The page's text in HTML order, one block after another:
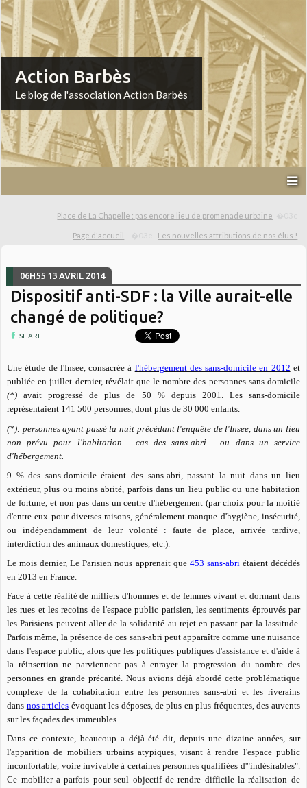
Action Barbès
Le blog de l'association Action Barbès
Place de La Chapelle : pas encore lieu de promenade urbaine
Page d'accueil Les nouvelles attributions de nos élus !
06H55 13 AVRIL 2014
Dispositif anti-SDF : la Ville aurait-elle
changé de politique?
SHARE
Une étude de l'Insee, consacrée à l'hébergement des sans-domicile en 2012 et
publiée en juillet dernier, révélait que le nombre des personnes sans domicile
(*) avait progressé de plus de 50 % depuis 2001. Les sans-domicile
représentaient 141 500 personnes, dont plus de 30 000 enfants.
(*): personnes ayant passé la nuit précédant l'enquête de l'Insee, dans un lieu
non prévu pour l'habitation - cas des sans-abri - ou dans un service
d'hébergement.
9 % des sans-domicile étaient des sans-abri, passant la nuit dans un lieu
extérieur, plus ou moins abrité, parfois dans un lieu public ou une habitation
de fortune, et non pas dans un centre d'hébergement (par choix pour la moitié
d'entre eux pour diverses raisons, généralement manque d'hygiène, insécurité,
ou indépendamment de leur volonté : faute de place, arrivée tardive,
interdiction des animaux domestiques, etc.).
Le mois dernier, Le Parisien nous apprenait que 453 sans-abri étaient décédés
en 2013 en France.
Face à cette réalité de milliers d'hommes et de femmes vivant et dormant dans
les rues et les recoins de l'espace public parisien, les sentiments éprouvés par
les Parisiens peuvent aller de la solidarité au rejet en passant par la lassitude.
Parfois même, la présence de ces sans-abri peut apparaître comme une nuisance
dans l'espace public, alors que les politiques publiques d'assistance et d'aide à
la réinsertion ne parviennent pas à enrayer la progression du nombre des
personnes en grande précarité. Nous avions déjà abordé cette problématique
complexe de la cohabitation entre les personnes sans-abri et les riverains
dans nos articles évoquant les déposes, de plus en plus fréquentes, des auvents
sur les façades des immeubles.
Dans ce contexte, beaucoup a déjà été dit, depuis une dizaine années, sur
l'apparition de mobiliers urbains atypiques, visant à rendre l'espace public
inconfortable, voire invivable à certaines personnes qualifiées d'"indésirables".
Ce mobilier a parfois pour seul objectif de rendre difficile la réalisation de